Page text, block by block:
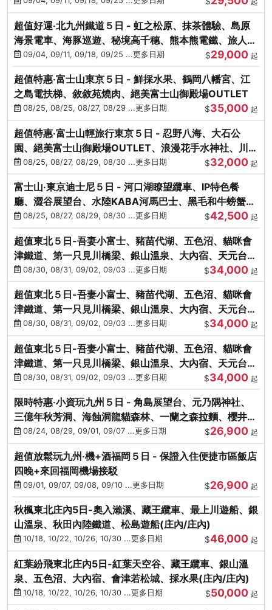
超值好運‧北九州鐵道５日 - 虹之松原、抹茶體驗、島原
海景電車、海豚巡遊、秘境高千穗、熊本熊電鐵、旅人觀
光列車-台中出發
09/04, 09/11, 09/18, 09/25 ...更多日期 $29,000 起
超值特惠‧富士山東京５日 - 鮮採水果、鶴岡八幡宮、江
之島電扶梯、敘敘苑燒肉、絕美富士山御殿場OUTLET
08/25, 08/25, 08/27, 08/29 ...更多日期 $35,000 起
超值特惠‧富士山輕旅行東京５日 - 忍野八海、大石公
園、絕美富士山御殿場OUTLET、浪漫花手水神社、川越
小江戶
08/25, 08/27, 08/29, 08/30 ...更多日期 $32,000 起
富士山‧東京迪士尼５日 - 河口湖瞭望纜車、IP特色餐
廳、澀谷展望台、水陸KABA河馬巴士、黑毛和牛螃蟹美
饌、季節採果
08/25, 08/27, 08/29, 08/30 ...更多日期 $42,500 起
超值東北５日-吾妻小富士、豬苗代湖、五色沼、貓咪會
津鐵道、第一只見川橋梁、銀山溫泉、大內宿、天元台高
原纜車
08/30, 08/31, 09/02, 09/03 ...更多日期 $34,000 起
超值東北５日-吾妻小富士、豬苗代湖、五色沼、貓咪會
津鐵道、第一只見川橋梁、銀山溫泉、大內宿、天元台高
原纜車
08/30, 08/31, 09/02, 09/03 ...更多日期 $34,000 起
超值東北５日-吾妻小富士、豬苗代湖、五色沼、貓咪會
津鐵道、第一只見川橋梁、銀山溫泉、大內宿、天元台高
原纜車
08/30, 08/31, 09/02, 09/03 ...更多日期 $34,000 起
限時特惠‧小資玩九州５日 - 角島展望台、元乃隅神社、
三億年秋芳洞、海蝕洞龍貓森林、一蘭之森拉麵、櫻井二
見浦08/24, 08/29, 09/01, 09/07 ...更多日期 $26,900 起
超值放鬆玩九州‧機+酒福岡５日 - 保證入住便捷市區飯店
四晚+來回福岡機場接駁
09/01, 09/07, 09/08, 09/10 ...更多日期 $26,900 起
秋楓東北庄內5日-奧入瀨溪、藏王纜車、最上川遊船、銀
山溫泉、秋田內陸鐵道、松島遊船(庄內/庄內)
10/18, 10/22, 10/26, 10/30 ...更多日期 $46,000 起
紅葉紛飛東北庄內5日-紅葉天空谷、藏王纜車、銀山溫
泉、五色沼、大內宿、會津若松城、採水果(庄內/庄內)
10/18, 10/22, 10/26, 10/30 ...更多日期 $50,000 起